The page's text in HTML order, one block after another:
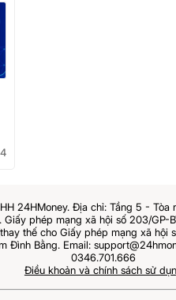
24HMoney. Địa chỉ: Tầng 5 - Tòa
Giấy phép mạng xã hội số 203/GP-
thế cho Giấy phép mạng xã hội
Đình Bằng. Email:
0346.701.666
Điều khoản và chính sách sử